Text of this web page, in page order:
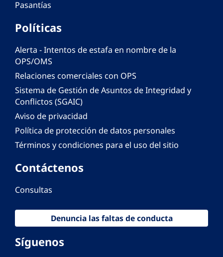
Pasantías
Políticas
Alerta - Intentos de estafa en nombre de la
OPS/OMS
Relaciones comerciales con OPS
Sistema de Gestión de Asuntos de Integridad y
Conflictos (SGAIC)
Aviso de privacidad
Política de protección de datos personales
Términos y condiciones para el uso del sitio
Contáctenos
Consultas
Denuncia las faltas de conducta
Síguenos